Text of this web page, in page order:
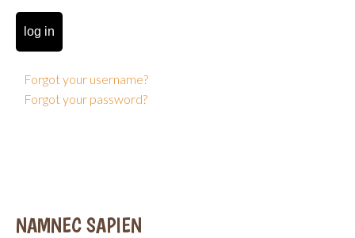
log in
Forgot your username?
Forgot your password?
NAMNEC SAPIEN